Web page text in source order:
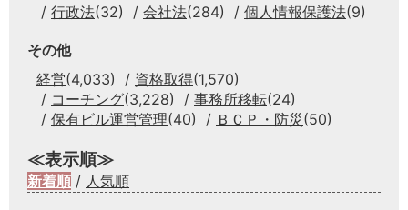
行政法(32) 会社法(284) 個人情報保護法(9)
その他
経営(4,033) 資格取得(1,570)
コーチング(3,228) 事務所移転(24)
保有ビル運営管理(40) ＢＣＰ・防災 (50)
≪表示順≫
新着順 / 人気順